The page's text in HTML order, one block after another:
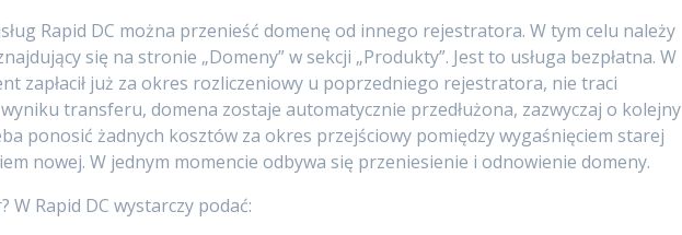
Rapid DC można przenieść domenę od innego rejestratora. W tym celu należy
się na stronie „Domeny” w sekcji „Produkty”. Jest to usługa bezpłatna. W
zapłacił już za okres rozliczeniowy u poprzedniego rejestratora, nie traci
transferu, domena zostaje automatycznie przedłużona, zazwyczaj o kolejny
ponosić żadnych kosztów za okres przejściowy pomiędzy wygaśnięciem starej
nowej. W jednym momencie odbywa się przeniesienie i odnowienie domeny.
W Rapid DC wystarczy podać: